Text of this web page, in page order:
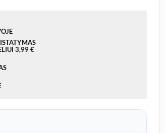
3,99 €
CW-0203, 4sk.x100, fi43